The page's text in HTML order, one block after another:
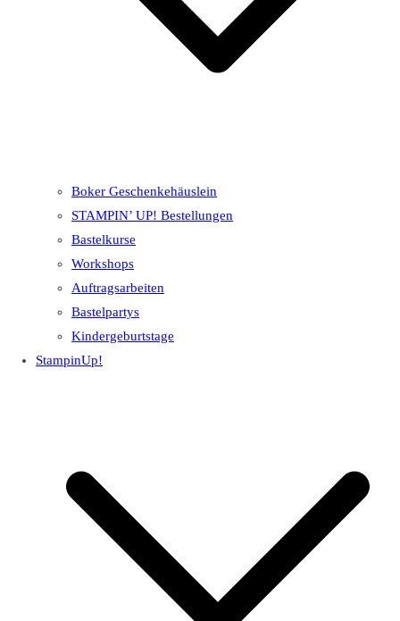
Boker Geschenkehäuslein
STAMPIN’ UP! Bestellungen
Bastelkurse
Workshops
Auftragsarbeiten
Bastelpartys
Kindergeburtstage
StampinUp!